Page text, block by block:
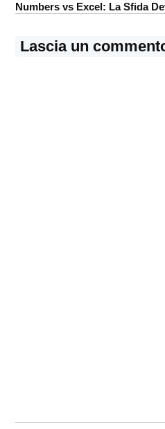
Numbers vs Excel: La Sfida
Lascia un